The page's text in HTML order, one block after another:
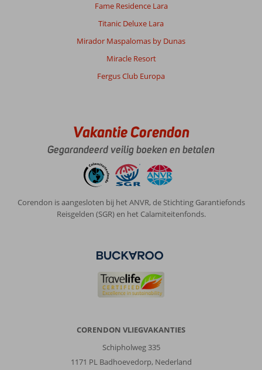
Fame Residence Lara
Titanic Deluxe Lara
Mirador Maspalomas by Dunas
Miracle Resort
Fergus Club Europa
Vakantie Corendon
Gegarandeerd veilig boeken en betalen
Corendon is aangesloten bij het ANVR, de Stichting Garantiefonds
Reisgelden (SGR) en het Calamiteitenfonds.
CORENDON VLIEGVAKANTIES
Schipholweg 335
1171 PL Badhoevedorp, Nederland